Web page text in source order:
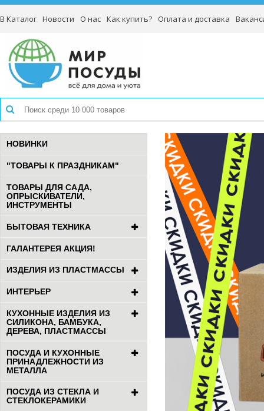
В Каталог Новости О нас Как купить? Оплата и доставка
НОВИНКИ
"ТОВАРЫ К ПРАЗДНИКАМ"
ТОВАРЫ ДЛЯ САДА,
ОПРЫСКИВАТЕЛИ,
ИНСТРУМЕНТЫ
БЫТОВАЯ ТЕХНИКА
ГАЛАНТЕРЕЯ АКЦИЯ!
ИЗДЕЛИЯ ИЗ ПЛАСТМАССЫ
ИНТЕРЬЕР
КУХОННЫЕ ИЗДЕЛИЯ ИЗ
СИЛИКОНА, БАМБУКА,
ДЕРЕВА, ПЛАСТМАССЫ
ПОСУДА И КУХОННЫЕ
ПРИНАДЛЕЖНОСТИ ИЗ
МЕТАЛЛА
ПОСУДА ИЗ СТЕКЛА И
СТЕКЛОКЕРАМИКИ